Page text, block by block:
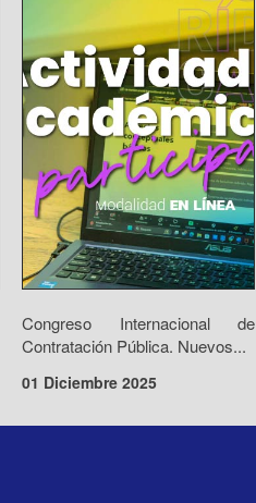
Congreso Internacional de
Contratación Pública. Nuevos...
01 Diciembre 2025